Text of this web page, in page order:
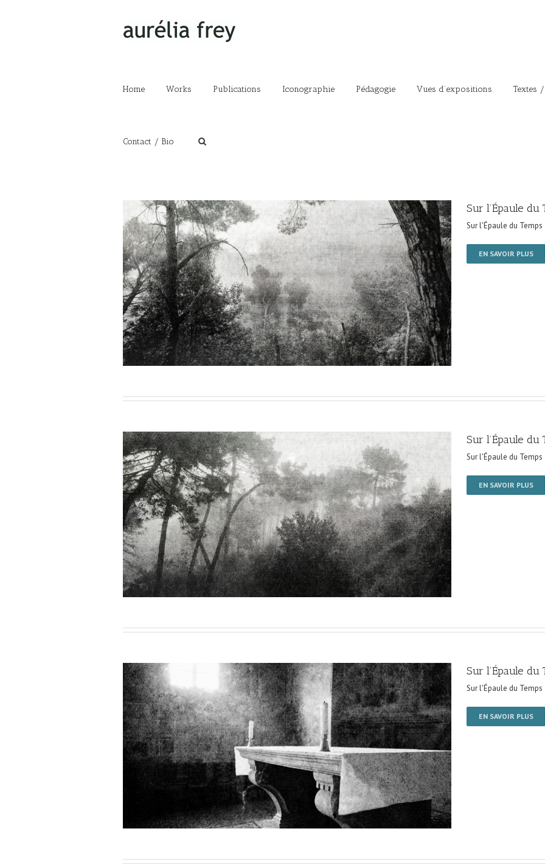
Home Works Publications Iconographie Pédagogie Vues d’expositions Textes
Contact / Bio
Sur l’Épaule du
Sur l'Épaule du Temps
EN SAVOIR PLUS
Sur l’Épaule du
Sur l'Épaule du Temps
EN SAVOIR PLUS
Sur l’Épaule du
Sur l'Épaule du Temps
EN SAVOIR PLUS